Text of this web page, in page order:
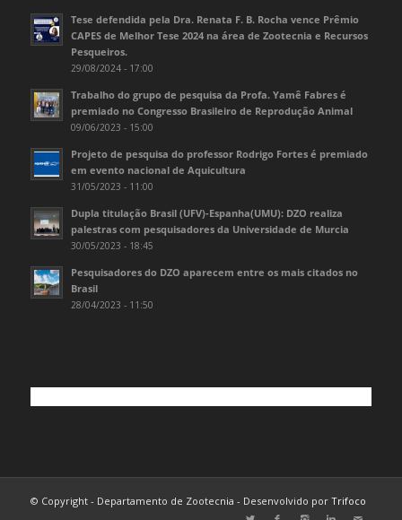
Tese defendida pela Dra. Renata F. B. Rocha vence Prêmio
CAPES de Melhor Tese 2024 na área de Zootecnia e Recursos
Pesqueiros.
29/08/2024 - 17:00
Trabalho do grupo de pesquisa da Profa. Yamê Fabres é
premiado no Congresso Brasileiro de Reprodução Animal
09/06/2023 - 15:00
Projeto de pesquisa do professor Rodrigo Fortes é premiado
em evento nacional de Aquicultura
31/05/2023 - 11:00
Dupla titulação Brasil (UFV)-Espanha(UMU): DZO realiza
palestras com pesquisadores da Universidade de Murcia
30/05/2023 - 18:45
Pesquisadores do DZO aparecem entre os mais citados no
Brasil
28/04/2023 - 11:50
© Copyright - Departamento de Zootecnia - Desenvolvido por Trifoco